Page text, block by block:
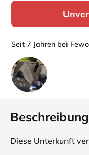
Seit 7 Jahren bei
Beschreibung
Diese Unterkunft